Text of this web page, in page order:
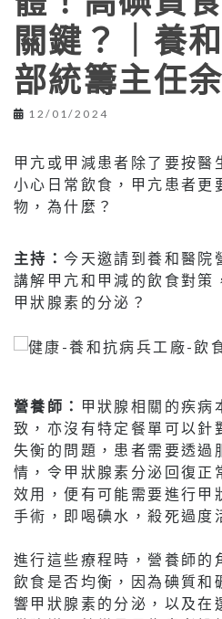
關鍵？｜養
部統籌主任
12/01/2024
甲亢或甲減患者除了要按醫
小心日常飲食，甲亢患者更
物，為什麼？
主持：今天邀請到養和醫院
講解甲亢和甲減的飲食對策
甲狀腺素的分泌？
營養師： 甲狀腺相關的疾病
致，亦沒有特定餐單可以針
失衡的問題，患者需要透過
情，令甲狀腺素分泌回復正
效用，便有可能需要進行甲
手術，即喝碘水，殺死過度
進行這些療程時，營養師的
飲食是否均衡，因為碘質和
響甲狀腺素的分泌，以及在